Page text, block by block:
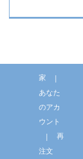
家
あなた
のアカ
ウント
再
注文